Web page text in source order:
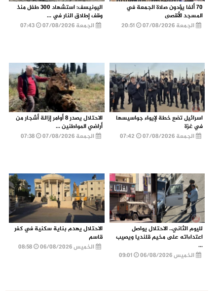
70 ألفا يؤدون صلاة الجمعة في
المسجد الأقصى
الجمعة 07/08/2026
اليونيسف: استشهاد 300 طفل منذ
وقف إطلاق النار في ...
الجمعة 07/08/2026
07:43
اسرائيل تضع خطة لإيواء جواسيسها
في غزة
الجمعة 07/08/2026
الاحتلال يصدر 8 أوامر إزالة أشجار من
أراضي المواطنين ...
الجمعة 07/08/2026
07:38
لليوم الثاني.. الاحتلال يواصل
اعتداءاته على مخيم قلنديا ويصيب
...
الخميس 06/08/2026
الاحتلال يهدم بناية سكنية في كفر
قاسم
الخميس 06/08/2026
08:58